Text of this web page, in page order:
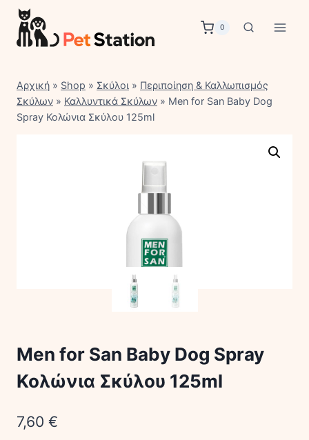
Skip
content
0
Αρχική » Shop » Σκύλοι » Περιποίηση & Καλλωπισμός
Σκύλων » Καλλυντικά Σκύλων » Men for San Baby Dog
Spray Κολώνια Σκύλου 125ml
Men for San Baby Dog Spray
Κολώνια Σκύλου 125ml
7,60 €